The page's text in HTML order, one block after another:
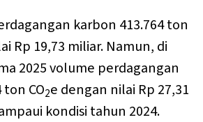
karbon 413.764 ton
Rp 19,73 miliar. Namun, di
2025 volume perdagangan
CO2e dengan nilai Rp 27,31
kondisi tahun 2024.